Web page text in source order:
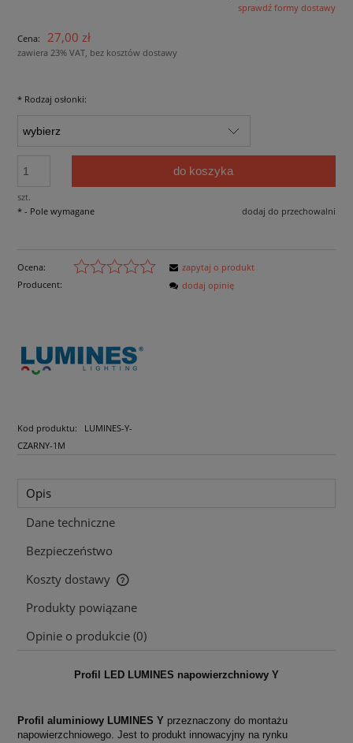
Cena nie zawiera ewentualnych kosztów płatnościsprawdź formy dostawy
Cena: 27,00 zł
zawiera 23% VAT, bez kosztów dostawy
* Rodzaj osłonki:
szt.
do koszyka
dodaj do przechowalni
* - Pole wymagane
Ocena:
Producent:
Kod produktu:
LUMINES-Y-
CZARNY-1M
zapytaj o produkt
dodaj opinię
Opis
Dane techniczne
Bezpieczeństwo
Koszty dostawy
Cena nie zawiera ewentualnych kosztów płatności
Produkty powiązane
Opinie o produkcie (0)
Profil LED LUMINES napowierzchniowy Y
Profil aluminiowy LUMINES Y przeznaczony do montażu
napowierzchniowego. Jest to produkt innowacyjny na rynku